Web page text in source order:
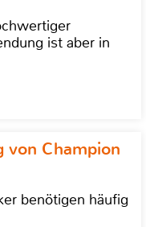
ist aber in
von Champion
benötigen häufig